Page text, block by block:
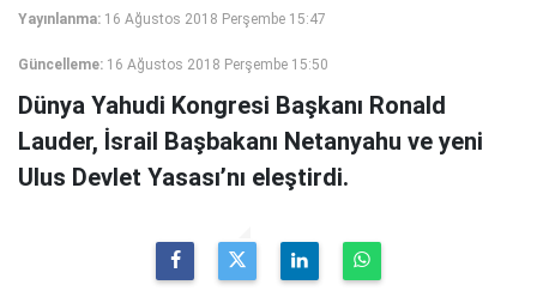
Yayınlanma: 16 Ağustos 2018 Perşembe 15:47
Güncelleme: 16 Ağustos 2018 Perşembe 15:50
Dünya Yahudi Kongresi Başkanı Ronald
Lauder, İsrail Başbakanı Netanyahu ve yeni
Ulus Devlet Yasası’nı eleştirdi.